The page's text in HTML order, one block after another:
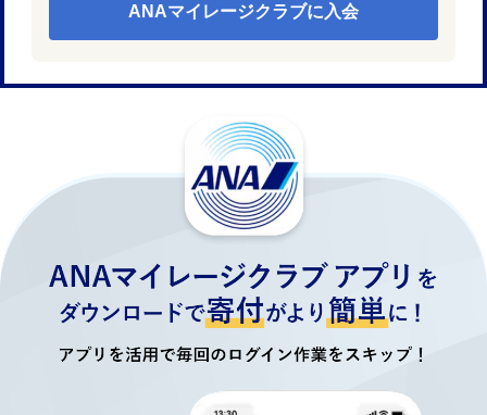
ANAマイレージクラブに入会